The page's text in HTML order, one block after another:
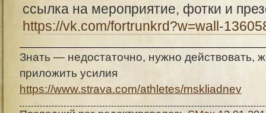
ссылка на мероприятие, фотки и
https://vk.com/fortrunkrd?w=wall-
Знать — недостаточно, нужно действовать,
приложить усилия
https://www.strava.com/athletes/mskliadnev